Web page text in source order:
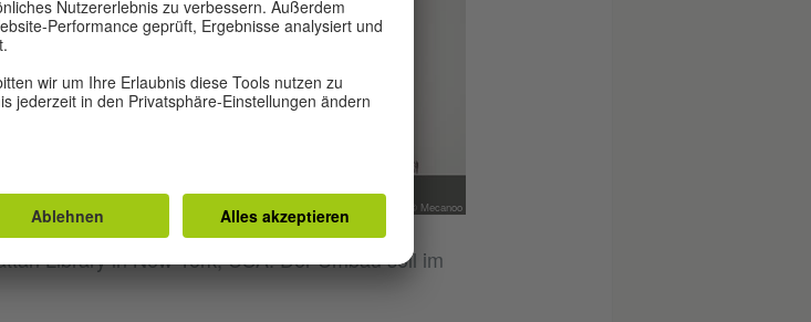
Foto (Ausschnitt): © Mecanoo
Library in New York, USA. Der Umbau soll im